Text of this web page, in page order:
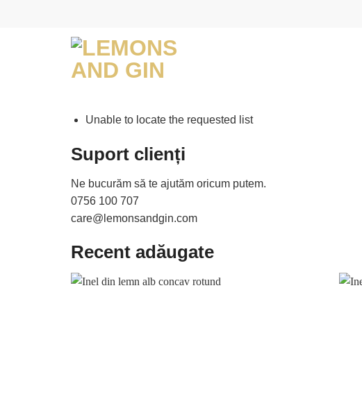
Unable to locate the requested list
Suport clienți
Ne bucurăm să te ajutăm oricum putem.
0756 100 707
care@lemonsandgin.com
Recent adăugate